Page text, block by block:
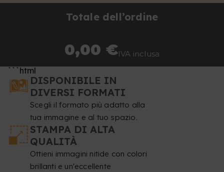
Totale dell’ordine
0,00 €IVA inclusa
```html
DISPONIBILE IN
DIVERSI FORMATI
Scegli il formato più adatto alla
tua immagine e al tuo spazio.
STAMPA DI ALTA
QUALITÀ
Ottieni immagini nitide con colori
brillanti e un'eccellente